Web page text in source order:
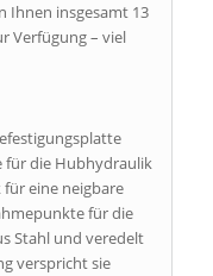
Ihnen insgesamt 13
Verfügung – viel
für die Hubhydraulik
eine neigbare
für die
Stahl und veredelt
verspricht sie